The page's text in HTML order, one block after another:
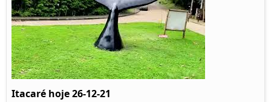
Itacaré hoje 26-12-21